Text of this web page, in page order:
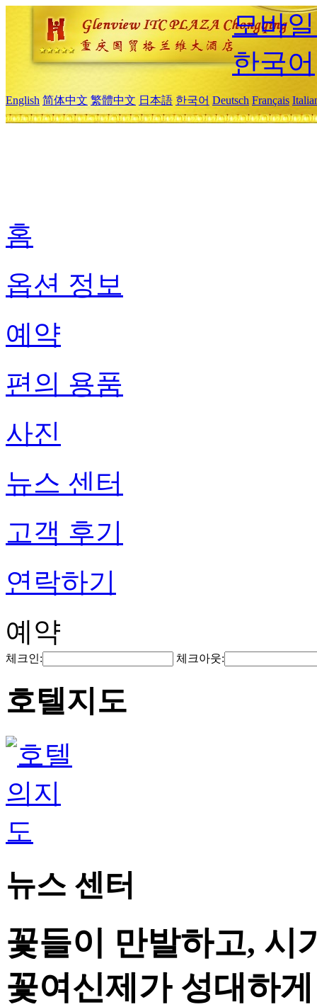
모바
한국어
English 简体中文 繁體中文 日本語 한국어 Deutsch Français
홈
옵션 정보
예약
편의 용품
사진
뉴스 센터
고객 후기
연락하기
예약
체크인: 체크아웃:
호텔지도
뉴스 센터
꽃들이 만발하고, 시
꽃여신제가 성대하